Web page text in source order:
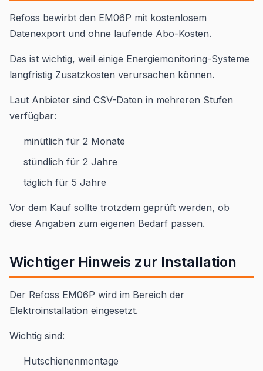
Refoss bewirbt den EM06P mit kostenlosem
Datenexport und ohne laufende Abo-Kosten.
Das ist wichtig, weil einige Energiemonitoring-Systeme
langfristig Zusatzkosten verursachen können.
Laut Anbieter sind CSV-Daten in mehreren Stufen
verfügbar:
minütlich für 2 Monate
stündlich für 2 Jahre
täglich für 5 Jahre
Vor dem Kauf sollte trotzdem geprüft werden, ob
diese Angaben zum eigenen Bedarf passen.
Wichtiger Hinweis zur Installation
Der Refoss EM06P wird im Bereich der
Elektroinstallation eingesetzt.
Wichtig sind:
Hutschienenmontage